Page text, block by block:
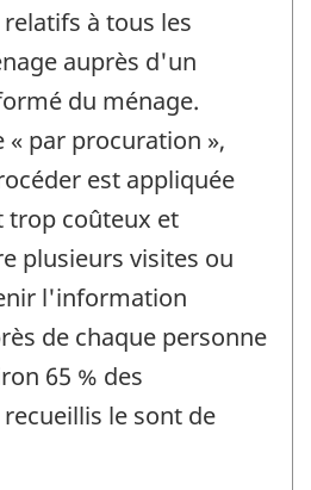
à tous les
auprès d'un
du ménage.
« par procuration »,
est appliquée
trop coûteux et
plusieurs visites ou
l'information
de chaque personne
65 % des
le sont de